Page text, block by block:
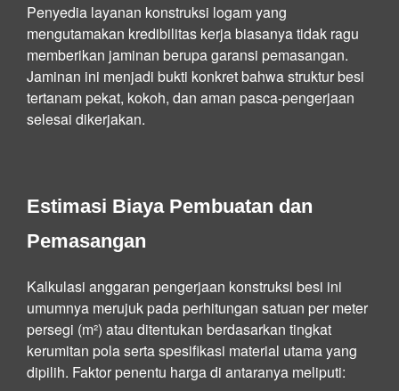
Penyedia layanan konstruksi logam yang
mengutamakan kredibilitas kerja biasanya tidak ragu
memberikan jaminan berupa garansi pemasangan.
Jaminan ini menjadi bukti konkret bahwa struktur besi
tertanam pekat, kokoh, dan aman pasca-pengerjaan
selesai dikerjakan.
Estimasi Biaya Pembuatan dan
Pemasangan
Kalkulasi anggaran pengerjaan konstruksi besi ini
umumnya merujuk pada perhitungan satuan per meter
persegi (m²) atau ditentukan berdasarkan tingkat
kerumitan pola serta spesifikasi material utama yang
dipilih. Faktor penentu harga di antaranya meliputi: